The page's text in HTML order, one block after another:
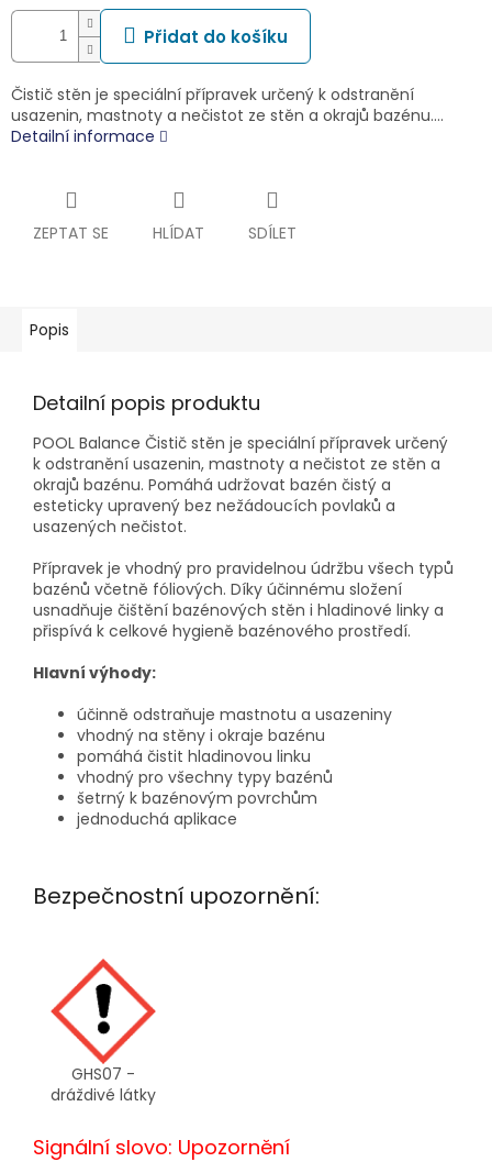
Přidat do košíku
Čistič stěn je speciální přípravek určený k odstranění
usazenin, mastnoty a nečistot ze stěn a okrajů bazénu.…
Detailní informace
ZEPTAT SE HLÍDAT SDÍLET
Popis
Detailní popis produktu
POOL Balance Čistič stěn je speciální přípravek určený
k odstranění usazenin, mastnoty a nečistot ze stěn a
okrajů bazénu. Pomáhá udržovat bazén čistý a
esteticky upravený bez nežádoucích povlaků a
usazených nečistot.
Přípravek je vhodný pro pravidelnou údržbu všech typů
bazénů včetně fóliových. Díky účinnému složení
usnadňuje čištění bazénových stěn i hladinové linky a
přispívá k celkové hygieně bazénového prostředí.
Hlavní výhody:
účinně odstraňuje mastnotu a usazeniny
vhodný na stěny i okraje bazénu
pomáhá čistit hladinovou linku
vhodný pro všechny typy bazénů
šetrný k bazénovým povrchům
jednoduchá aplikace
Bezpečnostní upozornění:
GHS07 -
dráždivé látky
Signální slovo: Upozornění